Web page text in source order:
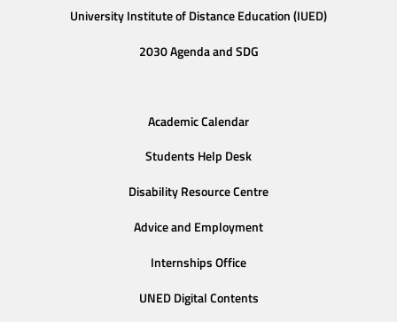
University Institute of Distance Education (IUED)
2030 Agenda and SDG
Academic Calendar
Students Help Desk
Disability Resource Centre
Advice and Employment
Internships Office
UNED Digital Contents